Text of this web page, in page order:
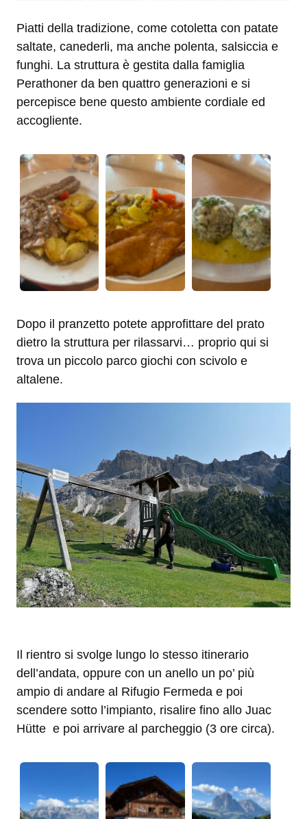
Piatti della tradizione, come cotoletta con patate
saltate, canederli, ma anche polenta, salsiccia e
funghi. La struttura è gestita dalla famiglia
Perathoner da ben quattro generazioni e si
percepisce bene questo ambiente cordiale ed
accogliente.
Dopo il pranzetto potete approfittare del prato
dietro la struttura per rilassarvi… proprio qui si
trova un piccolo parco giochi con scivolo e
altalene.
Il rientro si svolge lungo lo stesso itinerario
dell’andata, oppure con un anello un po’ più
ampio di andare al Rifugio Fermeda e poi
scendere sotto l’impianto, risalire fino allo Juac
Hütte e poi arrivare al parcheggio (3 ore circa).